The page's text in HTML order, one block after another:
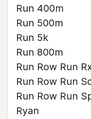
Run 400m
Run 500m
Run 5k
Run 800m
Run Row Run
Run Row Run
Run Row Run
Ryan